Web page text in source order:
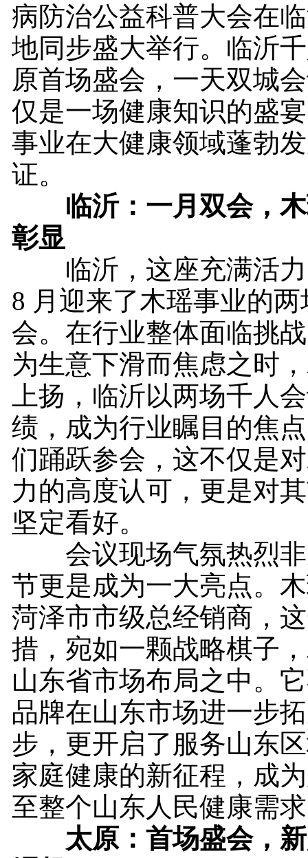
病防治公益科普大会在
地同步盛大举行。临沂
原首场盛会，一天双城
仅是一场健康知识的盛
事业在大健康领域蓬勃
证。
临沂：一月双会，木
彰显
临沂，这座充满活力
8 月迎来了木瑶事业的
会。在行业整体面临挑
为生意下滑而焦虑之时
上扬，临沂以两场千人
绩，成为行业瞩目的焦
们踊跃参会，这不仅是
力的高度认可，更是对
坚定看好。
会议现场气氛热烈非
节更是成为一大亮点。
菏泽市市级总经销商，
措，宛如一颗战略棋子
山东省市场布局之中。
品牌在山东市场进一步
步，更开启了服务山东
家庭健康的新征程，成
至整个山东人民健康需
太原：首场盛会，新